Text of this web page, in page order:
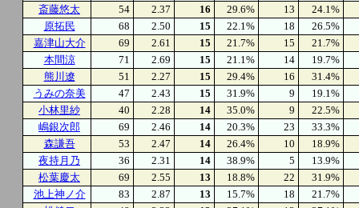
斎藤悠太
54 2.37 16 29.6% 13
24.1%
原拓民
68 2.50 15 22.1% 18
26.5%
嘉津山大介
69 2.61 15 21.7% 15
21.7%
本間涼
71 2.69 15 21.1% 14
19.7%
熊川遼
51 2.27 15 29.4% 16
31.4%
うみの奈美
47 2.43 15 31.9% 9
19.1%
小林里紗
40 2.28 14 35.0% 9
22.5%
嶋銀次郎
69 2.46 14 20.3% 23
33.3%
森謙吾
53 2.47 14 26.4% 10
18.9%
夜持月乃
36 2.31 14 38.9% 5
13.9%
松葉慶太
69 2.55 13 18.8% 22
31.9%
池上神ノ介
83 2.87 13 15.7% 18
21.7%